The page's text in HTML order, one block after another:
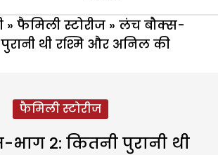
» फैमिली स्टोरीज » लंच बौक्स-
थी रश्मि और अनिल की
फैमिली स्टोरीज
2: कितनी पुरानी थी